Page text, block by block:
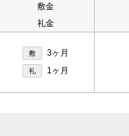
敷金
礼金
敷 3ヶ月
礼 1ヶ月